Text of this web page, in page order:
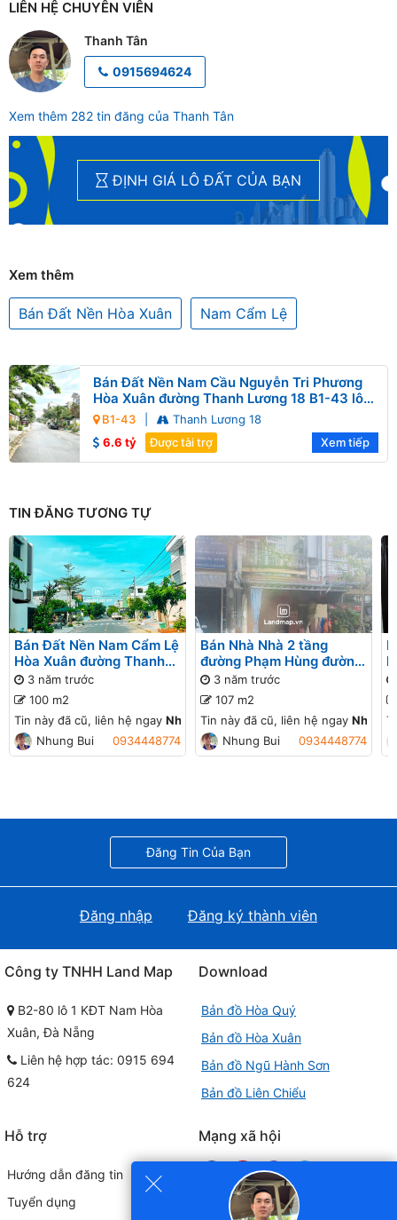
LIÊN HỆ CHUYÊN VIÊN
Thanh Tân
0915694624
Xem thêm 282 tin đăng của Thanh Tân
ĐỊNH GIÁ LÔ ĐẤT CỦA BẠN
Xem thêm
Bán Đất Nền Hòa Xuân Nam Cẩm Lệ
Bán Đất Nền Nam Cầu Nguyễn Tri Phương
Hòa Xuân đường Thanh Lương 18 B1-43 lô
9xB1-43
Thanh Lương 18
6.6 tỷ
Được tài trợ Xem tiếp
TIN ĐĂNG TƯƠNG TỰ
Bán Đất Nền Nam Cẩm Lệ
Hòa Xuân đường Thanh
Hoá B2-24 lô 1x
3 năm trước
100 m2
Tin này đã cũ, liên hệ ngay Nhung Buiđể cập nhật giá mới!
Nhung Bui
0934448774
Bán Nhà Nhà 2 tầng
đường Phạm Hùng đường
Phạm Hùng Nam Cẩm Lệ
Hòa Xuân
3 năm trước
107 m2
Tin này đã cũ, liên hệ ngay Nhung
Nhung Bui
0934448774
×
Đăng Tin Của Bạn
Đăng nhập Đăng ký thành viên
Công ty TNHH Land Map
B2-80 lô 1 KĐT Nam Hòa
Xuân, Đà Nẵng
Liên hệ hợp tác: 0915 694
624
Download
Bản đồ Hòa Quý
Bản đồ Hòa Xuân
Bản đồ Ngũ Hành Sơn
Bản đồ Liên Chiểu
Hỗ trợ
Hướng dẫn đăng tin
Tuyển dụng
Mạng xã hội